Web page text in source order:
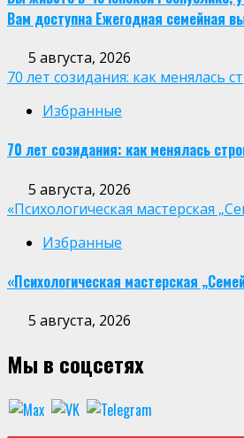
Вам доступна Ежегодная семейная
5 августа, 2026
70 лет созидания: как менялась
Избранные
70 лет созидания: как менялась
5 августа, 2026
«Психологическая мастерская
Избранные
«Психологическая мастерская
5 августа, 2026
Мы в соцсетях